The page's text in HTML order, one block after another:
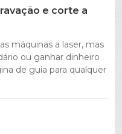
e corte a
máquinas a laser, mas
ou ganhar dinheiro
de guia para qualquer